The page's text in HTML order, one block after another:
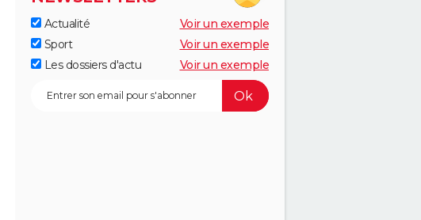
Actualité
Voir un exemple
Sport
Voir un exemple
Les dossiers d'actu
Voir un exemple